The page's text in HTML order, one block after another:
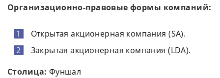
Организационно-правовые формы компаний:
Открытая акционерная компания (SA).
Закрытая акционерная компания (LDA).
Столица: Фуншал